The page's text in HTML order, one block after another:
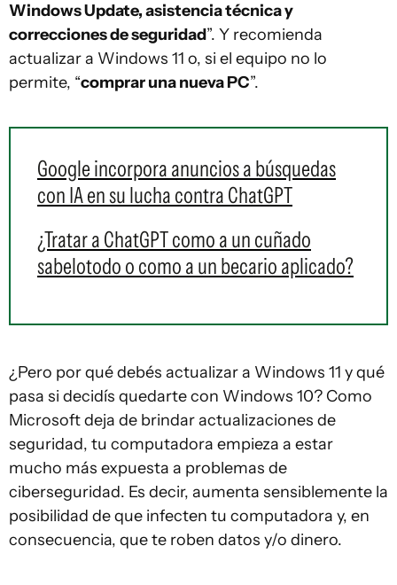
Windows Update, asistencia técnica y
correcciones de seguridad”. Y recomienda
actualizar a Windows 11 o, si el equipo no lo
permite, “comprar una nueva PC”.
Google incorpora anuncios a búsquedas
con IA en su lucha contra ChatGPT
¿Tratar a ChatGPT como a un cuñado
sabelotodo o como a un becario aplicado?
¿Pero por qué debés actualizar a Windows 11 y qué
pasa si decidís quedarte con Windows 10? Como
Microsoft deja de brindar actualizaciones de
seguridad, tu computadora empieza a estar
mucho más expuesta a problemas de
ciberseguridad. Es decir, aumenta sensiblemente la
posibilidad de que infecten tu computadora y, en
consecuencia, que te roben datos y/o dinero.